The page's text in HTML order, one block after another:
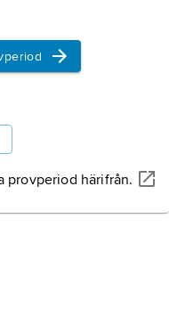
provperiod härifrån.